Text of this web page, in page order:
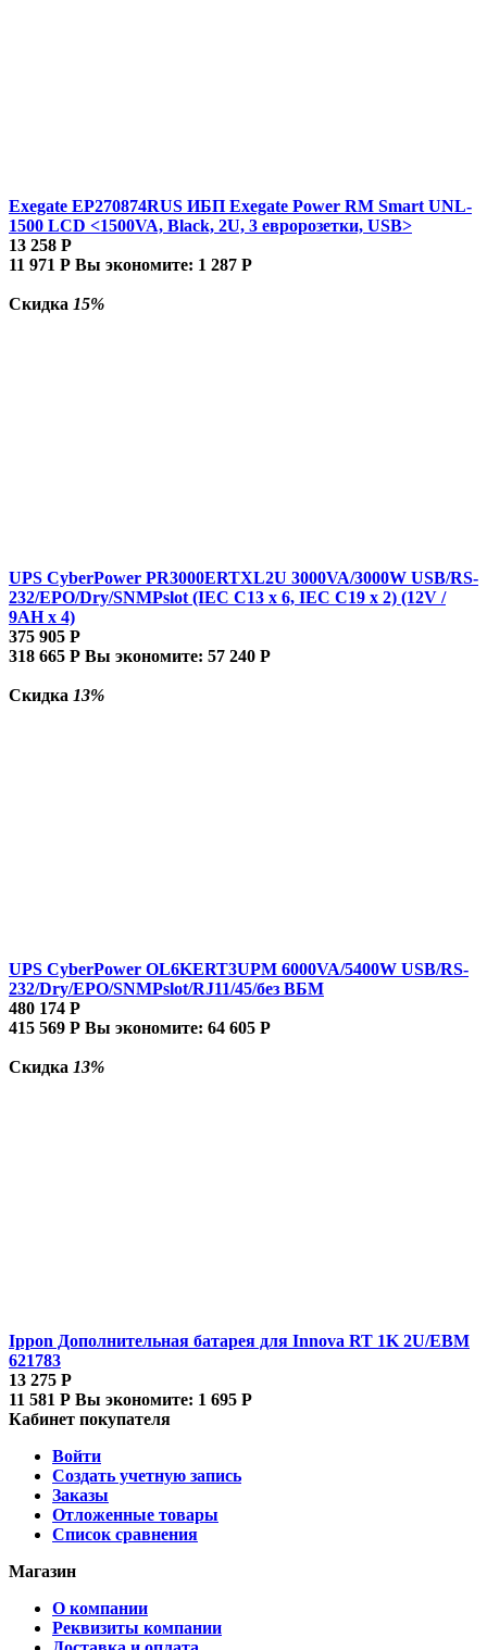
Exegate EP270874RUS ИБП Exegate Power RM Smart UNL-
1500 LCD <1500VA, Black, 2U, 3 евророзетки, USB>
13 258 Р
11 971 Р Вы экономите: 1 287 Р
Скидка 15%
UPS CyberPower PR3000ERTXL2U 3000VA/3000W USB/RS-
232/EPO/Dry/SNMPslot (IEC C13 x 6, IEC C19 x 2) (12V /
9AH х 4)
375 905 Р
318 665 Р Вы экономите: 57 240 Р
Скидка 13%
UPS CyberPower OL6KERT3UPM 6000VA/5400W USB/RS-
232/Dry/EPO/SNMPslot/RJ11/45/без ВБМ
480 174 Р
415 569 Р Вы экономите: 64 605 Р
Скидка 13%
Ippon Дополнительная батарея для Innova RT 1K 2U/EBM
621783
13 275 Р
11 581 Р Вы экономите: 1 695 Р
Кабинет покупателя
Войти
Создать учетную запись
Заказы
Отложенные товары
Список сравнения
Магазин
О компании
Реквизиты компании